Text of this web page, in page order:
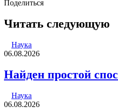
Поделиться
через
электронную
Читать следующую
Наука
06.08.2026
Найден простой
Наука
06.08.2026